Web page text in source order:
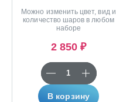
Можно изменить цвет, вид и
количество шаров в любом
наборе
2 850 ₽
В корзину